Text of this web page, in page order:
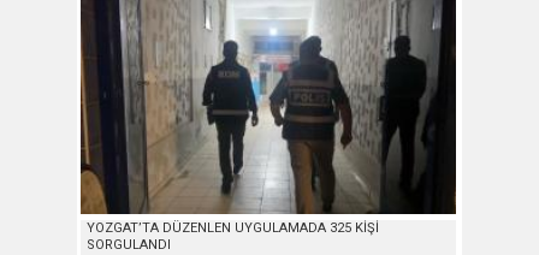
YOZGAT’TA DÜZENLEN UYGULAMADA 325 KİŞİ
SORGULANDI